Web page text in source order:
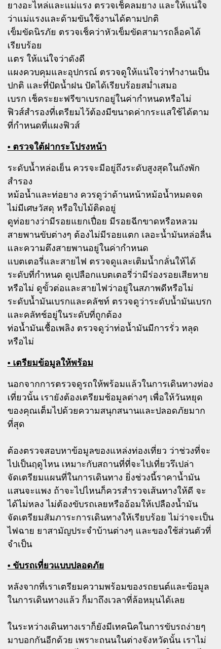
ยางอะไหล่และแม่แรง ตรวจเช็คลมยาง และให้แน่ใจ
ว่าแม่แรงและด้ามขันใช้งานได้ตามปกติ
เข็มขัดนิรภัย ตรวจเช็คว่าหัวเข็มขัดสามารถล็อคได้
เรียบร้อย
แตร ให้แน่ใจว่าดังดี
แผงควบคุมและอุปกรณ์ ตรวจดูให้แน่ใจว่าทำงานเป็น
ปกติ และที่ปัดน้ำฝน ปัดได้เรียบร้อยสม่ำเสมอ
เบรก เช็คระยะฟรีขาเบรกอยู่ในค่ากำหนดหรือไม่
ฟิวส์สำรองที่เตรียมไว้ต้องมีขนาดค่ากระแสใช้ได้ตาม
ที่กำหนดที่แผงฟิวส์
• ตรวจใต้ฝากระโปรงหน้า
ระดับน้ำหล่อเย็น ควรจะมีอยู่ถึงระดับสูงสุดในถังพัก
สำรอง
หม้อน้ำและท่อยาง ควรดูว่าด้านหน้าหม้อน้ำหมดจด
ไม่มีเศษวัสดุ หรือใบไม้ติดอยู่
ดูท่อยางว่ามีรอยแยกเปื่อย มีรอยฉีกขาดหรือหลวม
สายพานขับต่างๆ ต้องไม่มีรอยแตก เลอะน้ำมันหล่อลื่น
และความตึงสายพานอยู่ในค่ากำหนด
แบตเตอรี่และสายไฟ ตรวจดูและเติมน้ำกลั่นให้ได้
ระดับที่กำหนด ดูเปลือกแบตเตอรี่ว่ามีร่องรอยเสียหาย
หรือไม่ ดูขั้วต่อและสายไฟว่าอยู่ในสภาพดีหรือไม่
ระดับน้ำมันเบรกและคลัชท์ ตรวจดูว่าระดับน้ำมันเบรก
และคลัทช์อยู่ในระดับที่ถูกต้อง
ท่อน้ำมันเชื้อเพลิง ตรวจดูว่าท่อน้ำมันมีการรั่ว หลุด
หรือไม่
• เตรียมข้อมูลให้พร้อม
นอกจากการตรวจดูรถให้พร้อมแล้วในการเดินทางท่อง
เที่ยวนั้น เรายังต้องเตรียมช้อมูลต่างๆ เพื่อให้วันหยุด
ของคุณเต็มไปด้วยความสนุกสนานและปลอดภัยมาก
ที่สุด
ต้องตรวจสอบหาข้อมูลของแหล่งท่องเที่ยว ว่าช่วงที่จะ
ไปเป็นฤดูไหน เหมาะกับสถานที่ที่จะไปเที่ยวรึเปล่า
จัดเตรียมแผนที่ในการเดินทาง ยิ่งช่วงนี้ราคาน้ำมัน
แสนจะแพง ถ้าจะไปไหนก็ควรสำรวจเส้นทางให้ดี จะ
ได้ไม่หลง ไม่ต้องขับรถเลยหรืออ้อมให้เปลืองน้ำมัน
จัดเตรียมสัมภาระการเดินทางให้เรียบร้อย ไม่ว่าจะเป็น
ไฟฉาย ยาสามัญประจำบ้านต่างๆ และของใช้ส่วนตัวที่
จำเป็น
• ขับรถเที่ยวแบบปลอดภัย
หลังจากที่เราเตรียมความพร้อมของรถยนต์และข้อมูล
ในการเดินทางแล้ว ก็มาถึงเวลาที่ล้อหมุนได้เลย
ในระหว่างเดินทางเราก็ยังมีเทคนิคในการขับรถง่ายๆ
มาบอกกันอีกด้วย เพราะถนนในต่างจังหวัดนั้น เราไม่